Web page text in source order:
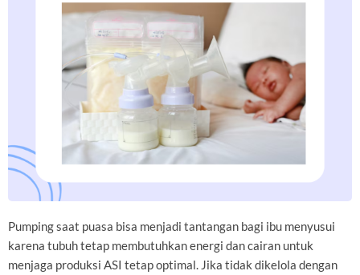
Pumping saat puasa bisa menjadi tantangan bagi ibu menyusui
karena tubuh tetap membutuhkan energi dan cairan untuk
menjaga produksi ASI tetap optimal. Jika tidak dikelola dengan